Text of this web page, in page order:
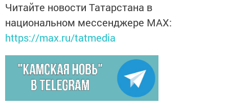
Читайте новости Татарстана в
национальном мессенджере MАХ:
https://max.ru/tatmedia